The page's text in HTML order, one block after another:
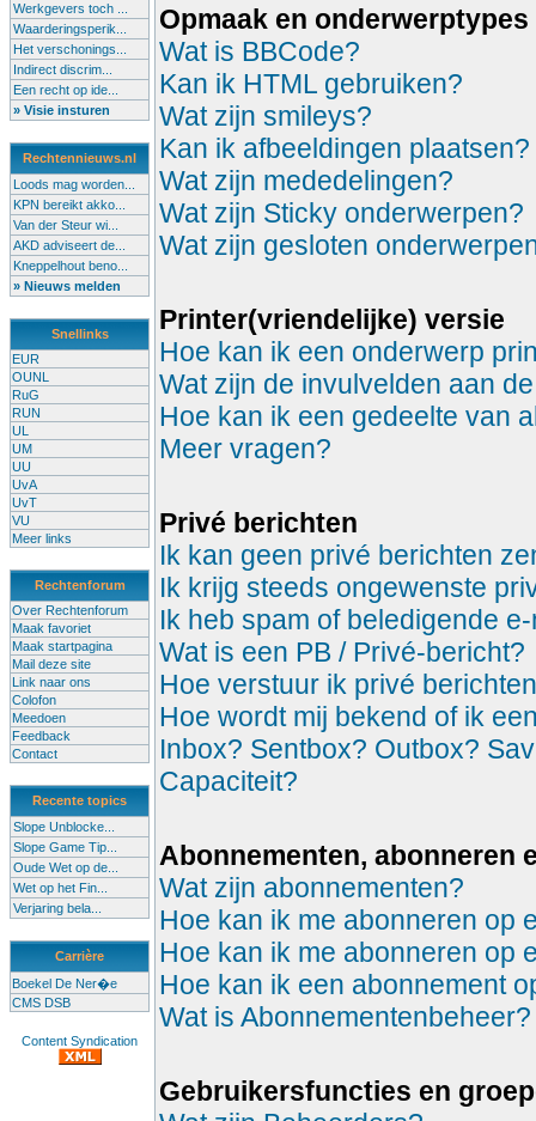
Werkgevers toch ...
Waarderingsperik...
Het verschonings...
Indirect discrim...
Een recht op ide...
» Visie insturen
Rechtennieuws.nl
Loods mag worden...
KPN bereikt akko...
Van der Steur wi...
AKD adviseert de...
Kneppelhout beno...
» Nieuws melden
Snellinks
EUR
OUNL
RuG
RUN
UL
UM
UU
UvA
UvT
VU
Meer links
Rechtenforum
Over Rechtenforum
Maak favoriet
Maak startpagina
Mail deze site
Link naar ons
Colofon
Meedoen
Feedback
Contact
Recente topics
Slope Unblocke...
Slope Game Tip...
Oude Wet op de...
Wet op het Fin...
Verjaring bela...
Carrière
Boekel De Ner�e
CMS DSB
Content Syndication
Opmaak en onderwerptypes
Wat is BBCode?
Kan ik HTML gebruiken?
Wat zijn smileys?
Kan ik afbeeldingen plaatsen?
Wat zijn mededelingen?
Wat zijn Sticky onderwerpen?
Wat zijn gesloten
Printer(vriendelijke) versie
Hoe kan ik een onderwerp
Wat zijn de invulvelden aan
Hoe kan ik een gedeelte van
Meer vragen?
Privé berichten
Ik kan geen privé berichten
Ik krijg steeds ongewenste
Ik heb spam of beledigende
Wat is een PB / Privé-bericht?
Hoe verstuur ik privé
Hoe wordt mij bekend of ik
Inbox? Sentbox? Outbox?
Capaciteit?
Abonnementen, abonneren
Wat zijn abonnementen?
Hoe kan ik me abonneren op
Hoe kan ik me abonneren op
Hoe kan ik een abonnement
Wat is Abonnementenbeheer?
Gebruikersfuncties en